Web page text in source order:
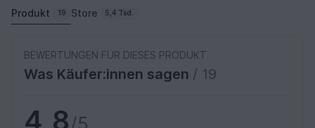
Produkt 19 Store 5,4 Tsd.
BEWERTUNGEN FÜR DIESES PRODUKT
Was Käufer:innen sagen / 19
4,8